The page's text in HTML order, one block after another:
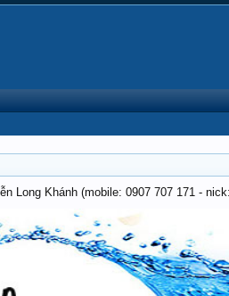
Long Khánh (mobile: 0907 707 171 -